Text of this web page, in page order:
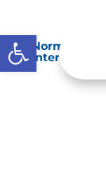
Abrir barra de
interés.